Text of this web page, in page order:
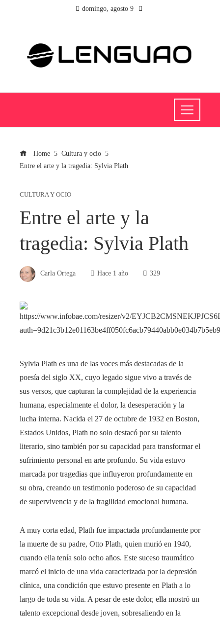
domingo, agosto 9
Home
Cultura y ocio
Entre el arte y la tragedia: Sylvia Plath
CULTURA Y OCIO
Entre el arte y la
tragedia: Sylvia Plath
Carla Ortega Hace 1 año 329
Sylvia Plath es una de las voces más destacadas de la
poesía del siglo XX, cuyo legado sigue vivo a través de
sus versos, que capturan la complejidad de la experiencia
humana, especialmente el dolor, la desesperación y la
lucha interna. Nacida el 27 de octubre de 1932 en Boston,
Estados Unidos, Plath no solo destacó por su talento
literario, sino también por su capacidad para transformar el
sufrimiento personal en arte profundo. Su vida estuvo
marcada por tragedias que influyeron profundamente en
su obra, creando un testimonio poderoso de su capacidad
de supervivencia y de la fragilidad emocional humana.
A muy corta edad, Plath fue impactada profundamente por
la muerte de su padre, Otto Plath, quien murió en 1940,
cuando ella tenía solo ocho años. Este suceso traumático
marcó el inicio de una vida caracterizada por la depresión
clínica, una condición que estuvo presente en Plath a lo
largo de toda su vida. A pesar de este dolor, ella mostró un
talento excepcional desde joven, sobresaliendo en la